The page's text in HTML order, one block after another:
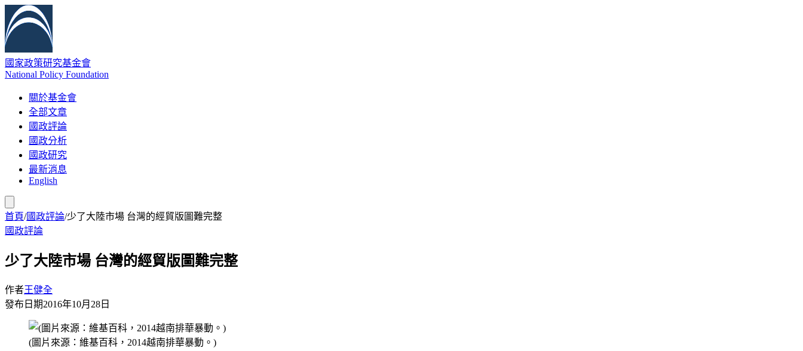
國家政策研究基金會
National Policy Foundation
關於基金會
全部文章
國政評論
國政分析
國政研究
最新消息
English
首頁/國政評論/少了大陸市場 台灣的經貿版圖難完整
國政評論
少了大陸市場 台灣的經貿版圖難完整
作者王健全
發布日期2016年10月28日
(圖片來源：維基百科，2014越南排華暴動。)